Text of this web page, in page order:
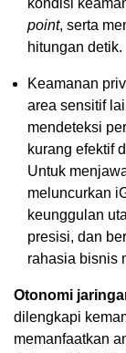
kondisi
point, serta
hitungan detik.
Keamanan
area sensitif
mendeteksi
kurang efektif
Untuk
meluncurkan
keunggulan
presisi, dan
rahasia bisnis
Otonomi
dilengkapi
memanfaatkan